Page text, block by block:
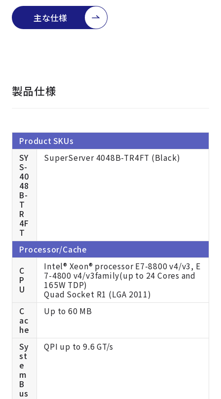
主な仕様
製品仕様
Product SKUs
SY
S-
40
48
B-
T
R
4F
T
SuperServer 4048B-TR4FT (Black)
Processor/Cache
C
P
U
Intel® Xeon® processor E7-8800 v4/v3, E
7-4800 v4/v3family(up to 24 Cores and
165W TDP)
Quad Socket R1 (LGA 2011)
C
ac
he
Up to 60 MB
Sy
st
e
m
B
us
QPI up to 9.6 GT/s